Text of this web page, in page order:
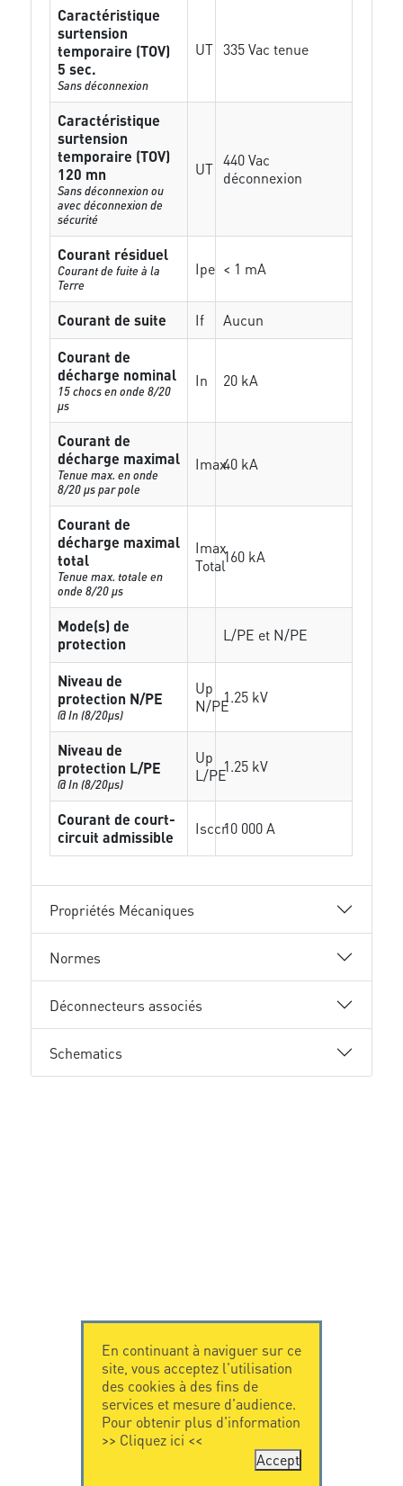
Caractéristique
surtension
temporaire (TOV)
5 sec.
Sans déconnexion
UT 335 Vac tenue
Caractéristique
surtension
temporaire (TOV)
120 mn
Sans déconnexion ou
avec déconnexion de
sécurité
UT 440 Vac
déconnexion
Courant résiduel
Courant de fuite à la
Terre
Ipe < 1 mA
Courant de suite If
Aucun
Courant de
décharge nominal
15 chocs en onde 8/20
µs
In 20 kA
Courant de
décharge maximal
Tenue max. en onde
8/20 µs par pole
Imax40 kA
Courant de
décharge maximal
total
Tenue max. totale en
onde 8/20 µs
Imax
Total160 kA
Mode(s) de
protection
L/PE et N/PE
Niveau de
protection N/PE
@ In (8/20µs)
Up
N/PE1.25 kV
Niveau de
protection L/PE
@ In (8/20µs)
Up
L/PE1.25 kV
Courant de court-
circuit admissible
Isccr10 000 A
Propriétés Mécaniques
Normes
Déconnecteurs associés
Schematics
En continuant à naviguer sur ce
site, vous acceptez l'utilisation
des cookies à des fins de
services et mesure d'audience.
Pour obtenir plus d'information
>> Cliquez ici <<
Accept